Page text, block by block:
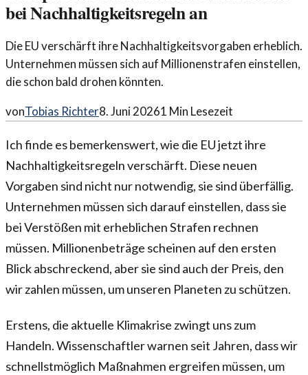
bei Nachhaltigkeitsregeln an
Die EU verschärft ihre Nachhaltigkeitsvorgaben erheblich.
Unternehmen müssen sich auf Millionenstrafen einstellen,
die schon bald drohen könnten.
vonTobias Richter8. Juni 20261 Min Lesezeit
Ich finde es bemerkenswert, wie die EU jetzt ihre
Nachhaltigkeitsregeln verschärft. Diese neuen
Vorgaben sind nicht nur notwendig, sie sind überfällig.
Unternehmen müssen sich darauf einstellen, dass sie
bei Verstößen mit erheblichen Strafen rechnen
müssen. Millionenbeträge scheinen auf den ersten
Blick abschreckend, aber sie sind auch der Preis, den
wir zahlen müssen, um unseren Planeten zu schützen.
Erstens, die aktuelle Klimakrise zwingt uns zum
Handeln. Wissenschaftler warnen seit Jahren, dass wir
schnellstmöglich Maßnahmen ergreifen müssen, um